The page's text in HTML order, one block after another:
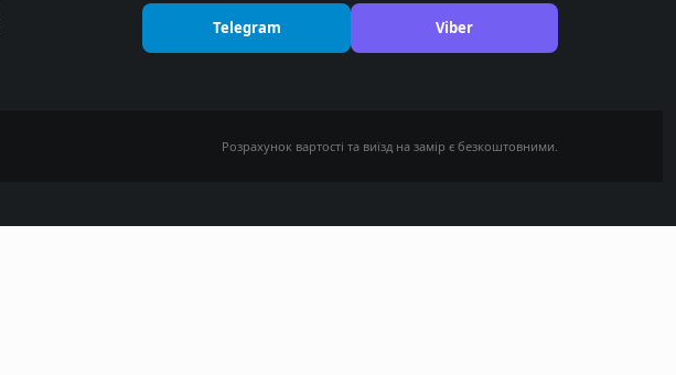
Telegram Viber
Розрахунок вартості та виїзд на замір є безкоштовними.